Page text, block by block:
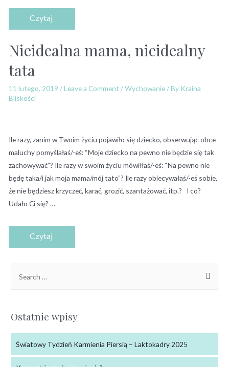
Nieidealna mama, nieidealny
tata
11 lutego, 2019 /Leave a Comment /Wychowanie/ By Kraina
Bliskości
Ile razy, zanim w Twoim życiu pojawiło się dziecko, obserwując obce
maluchy pomyślałaś/-eś: “Moje dziecko na pewno nie będzie się tak
zachowywać”? Ile razy w swoim życiu mówiłłaś/-eś: “Na pewno nie
będę taka/i jak moja mama/mój tato”? Ile razy obiecywałaś/-eś sobie,
że nie będziesz krzyczeć, karać, grozić, szantażować, itp.? I co?
Udało Ci się? …
Ostatnie wpisy
Światowy Tydzień Karmienia Piersią – Laktokadry 2025